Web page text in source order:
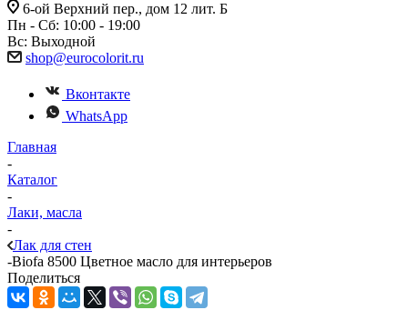
6-ой Верхний пер., дом 12 лит. Б
Пн - Сб: 10:00 - 19:00
Вс: Выходной
shop@eurocolorit.ru
Вконтакте
WhatsApp
Главная
-
Каталог
-
Лаки, масла
-
Лак для стен
-Biofa 8500 Цветное масло для интерьеров
Поделиться